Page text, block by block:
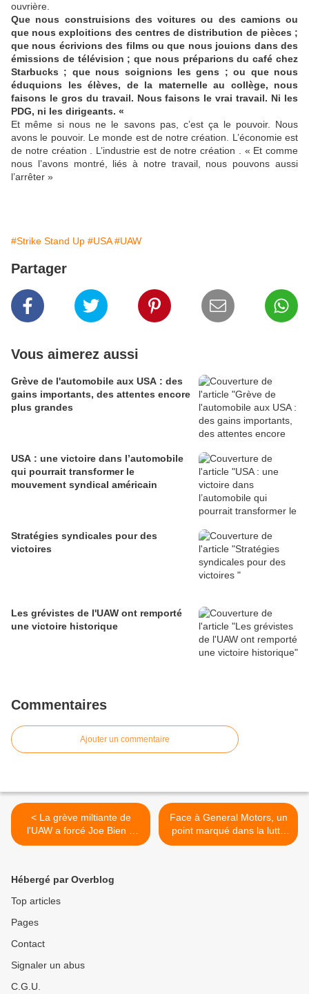
ouvrière.
Que nous construisions des voitures ou des camions ou
que nous exploitions des centres de distribution de pièces ;
que nous écrivions des films ou que nous jouions dans des
émissions de télévision ; que nous préparions du café chez
Starbucks ; que nous soignions les gens ; ou que nous
éduquions les élèves, de la maternelle au collège, nous
faisons le gros du travail. Nous faisons le vrai travail. Ni les
PDG, ni les dirigeants. «
Et même si nous ne le savons pas, c’est ça le pouvoir. Nous
avons le pouvoir. Le monde est de notre création. L’économie est
de notre création . L’industrie est de notre création . « Et comme
nous l’avons montré, liés à notre travail, nous pouvons aussi
l’arrêter »
#Strike Stand Up #USA #UAW
Partager
Vous aimerez aussi
Grève de l'automobile aux USA : des
gains importants, des attentes encore
plus grandes
USA : une victoire dans l’automobile
qui pourrait transformer le
mouvement syndical américain
Stratégies syndicales pour des
victoires
Les grévistes de l'UAW ont remporté
une victoire historique
Commentaires
Ajouter un commentaire
< La grève miltiante de
l'UAW a forcé Joe Bien à
prendre parti et à aller sur
Face à General Motors, un
point marqué dans la lutte
pour une juste transition
Hébergé par Overblog
Top articles
Pages
Contact
Signaler un abus
C.G.U.